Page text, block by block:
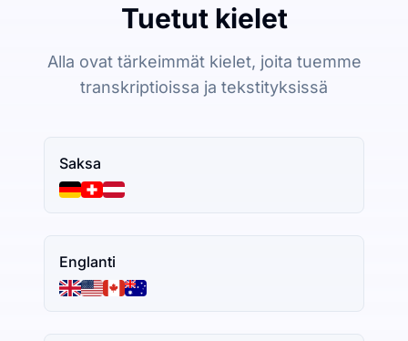
Tuetut kielet
Alla ovat tärkeimmät kielet, joita tuemme
transkriptioissa ja tekstityksissä
Saksa
Englanti